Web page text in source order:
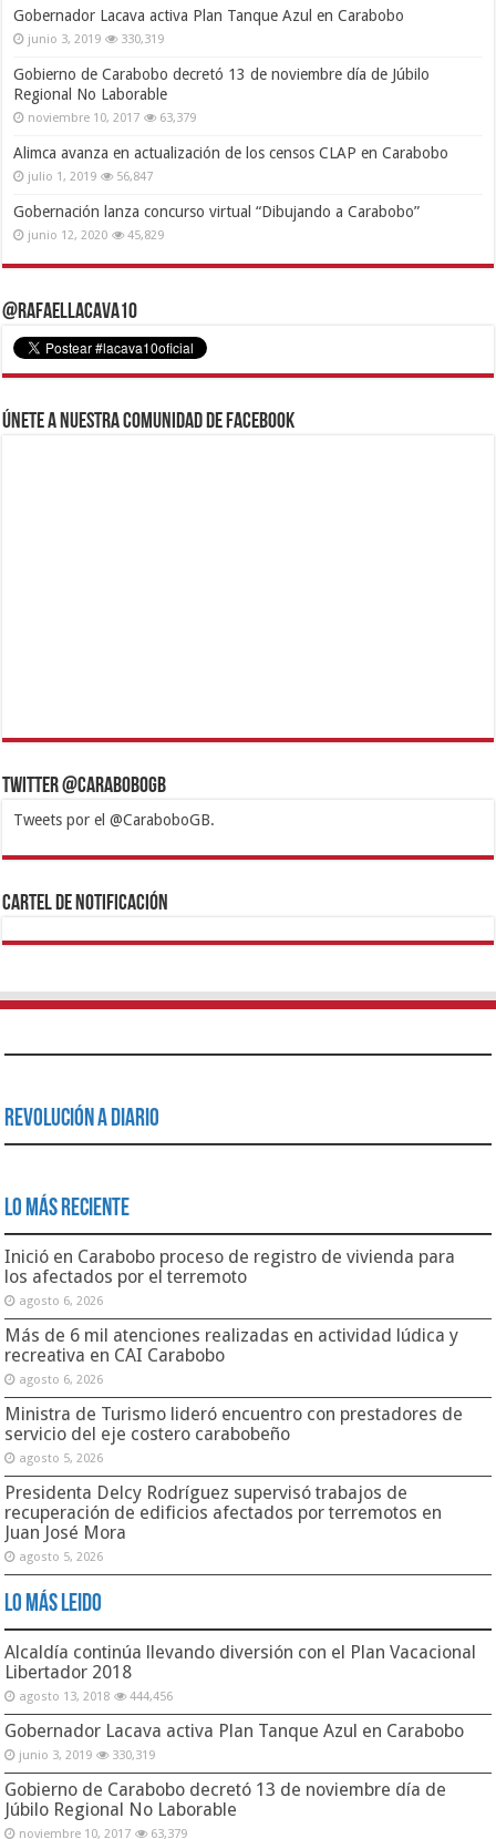
Gobernador Lacava activa Plan Tanque Azul en Carabobo
junio 3, 2019 330,319
Gobierno de Carabobo decretó 13 de noviembre día de Júbilo
Regional No Laborable
noviembre 10, 2017 63,379
Alimca avanza en actualización de los censos CLAP en Carabobo
julio 1, 2019 56,847
Gobernación lanza concurso virtual “Dibujando a Carabobo”
junio 12, 2020 45,829
@RafaelLacava10
Únete a nuestra comunidad de Facebook
Twitter @CaraboboGB
Tweets por el @CaraboboGB.
1xbetBetturkeyBetistKralbetSupertotobetTipobetMatadorbetMariobet
https://mvbcasino.com/
Cartel de Notificación
Revolución a Diario
Lo Más Reciente
Inició en Carabobo proceso de registro de vivienda para
los afectados por el terremoto
agosto 6, 2026
Más de 6 mil atenciones realizadas en actividad lúdica y
recreativa en CAI Carabobo
agosto 6, 2026
Ministra de Turismo lideró encuentro con prestadores de
servicio del eje costero carabobeño
agosto 5, 2026
Presidenta Delcy Rodríguez supervisó trabajos de
recuperación de edificios afectados por terremotos en
Juan José Mora
agosto 5, 2026
Lo Más Leido
Alcaldía continúa llevando diversión con el Plan Vacacional
Libertador 2018
agosto 13, 2018 444,456
Gobernador Lacava activa Plan Tanque Azul en Carabobo
junio 3, 2019 330,319
Gobierno de Carabobo decretó 13 de noviembre día de
Júbilo Regional No Laborable
noviembre 10, 2017 63,379